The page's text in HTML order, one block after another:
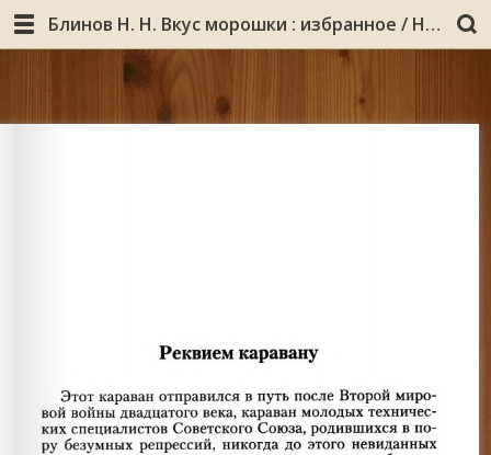
Блинов Н. Н. Вкус морошки : избранное / Николай Блинов. - Москва : АБЛ ПРИНТ, 2005. - 288 с. : ил., портр.